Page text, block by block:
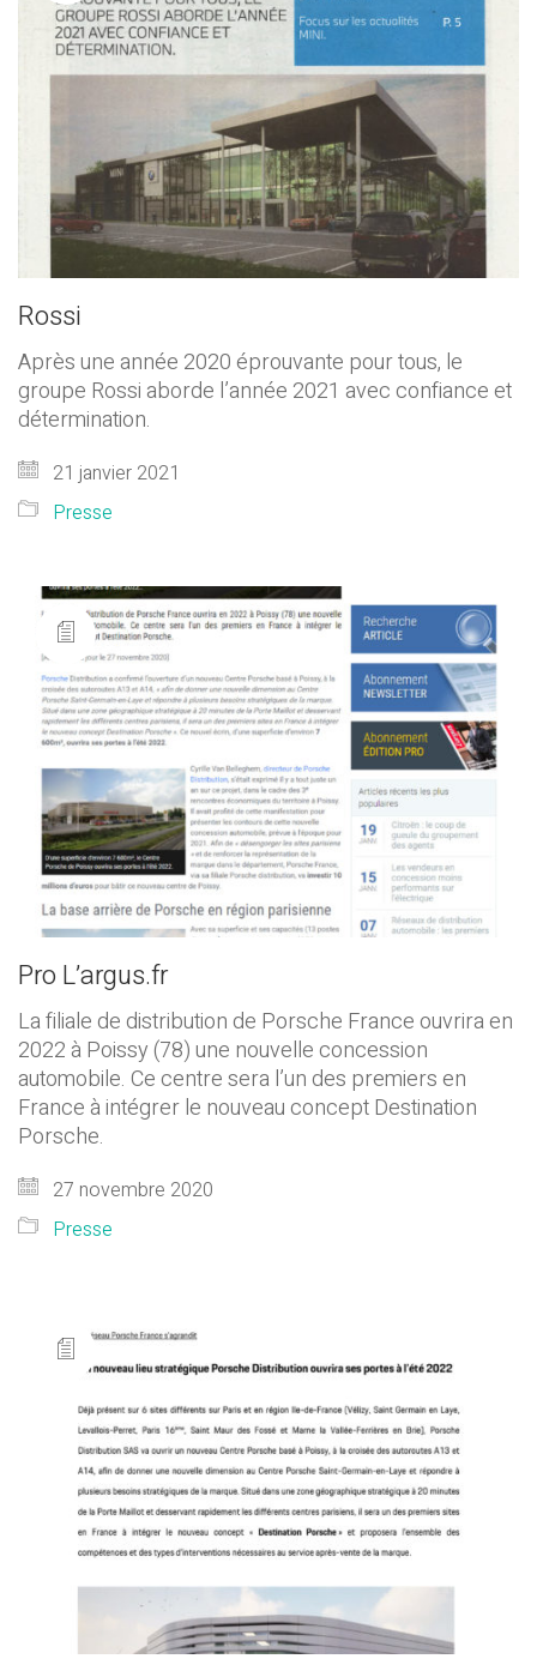
Rossi
Après une année 2020 éprouvante pour tous, le
groupe Rossi aborde l’année 2021 avec confiance et
détermination.
21 janvier 2021
Presse
Pro L’argus.fr
La filiale de distribution de Porsche France ouvrira en
2022 à Poissy (78) une nouvelle concession
automobile. Ce centre sera l’un des premiers en
France à intégrer le nouveau concept Destination
Porsche.
27 novembre 2020
Presse